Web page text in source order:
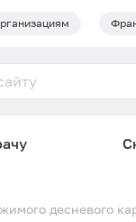
десневого